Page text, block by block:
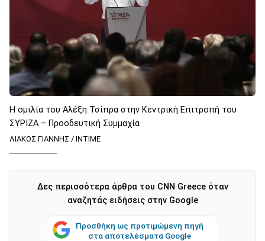
Η ομιλία του Αλέξη Τσίπρα στην Κεντρική Επιτροπή του
ΣΥΡΙΖΑ – Προοδευτική Συμμαχία
ΛΙΑΚΟΣ ΓΙΑΝΝΗΣ / ΙΝΤΙΜΕ
Δες περισσότερα άρθρα του CNN Greece όταν
αναζητάς ειδήσεις στην Google
Προσθήκη ως προτιμώμενη πηγή
στα αποτελέσματα Google